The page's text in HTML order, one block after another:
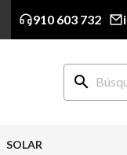
910 603 732
search
SOLAR